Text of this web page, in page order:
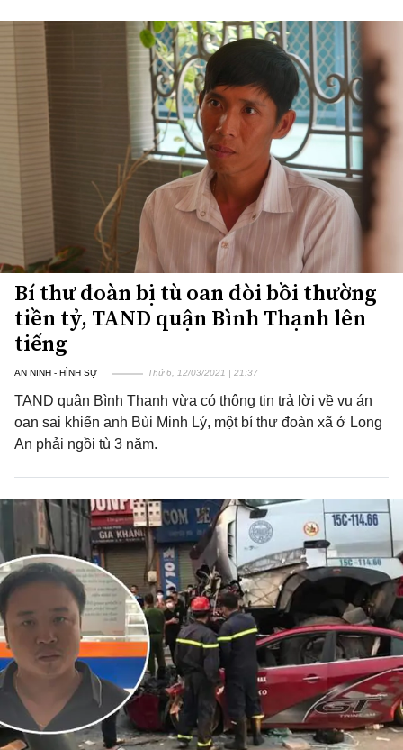
Bí thư đoàn bị tù oan đòi bồi thường
tiền tỷ, TAND quận Bình Thạnh lên
tiếng
AN NINH - HÌNH SỰ Thứ 6, 12/03/2021 | 21:37
TAND quận Bình Thạnh vừa có thông tin trả lời về vụ án
oan sai khiến anh Bùi Minh Lý, một bí thư đoàn xã ở Long
An phải ngồi tù 3 năm.